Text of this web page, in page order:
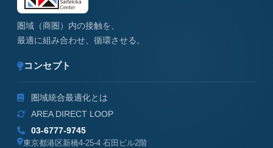
圏域（商圏）内の接触を、
最適に組み合わせ、循環させる。
コンセプト
圏域統合最適化とは
AREA DIRECT LOOP
03-6777-9745
東京都港区新橋4-25-4 石田ビル2階